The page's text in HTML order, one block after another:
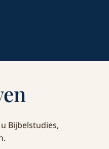
Bijbelstudies,